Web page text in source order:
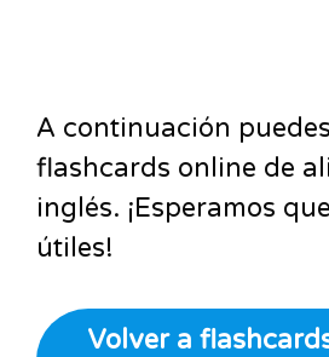
A continuación
flashcards online de
inglés. ¡Esperamos
útiles!
Volver a